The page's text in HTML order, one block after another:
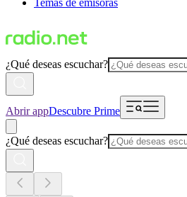
Temas de emisoras
¿Qué deseas escuchar?
Abrir appDescubre Prime
¿Qué deseas escuchar?